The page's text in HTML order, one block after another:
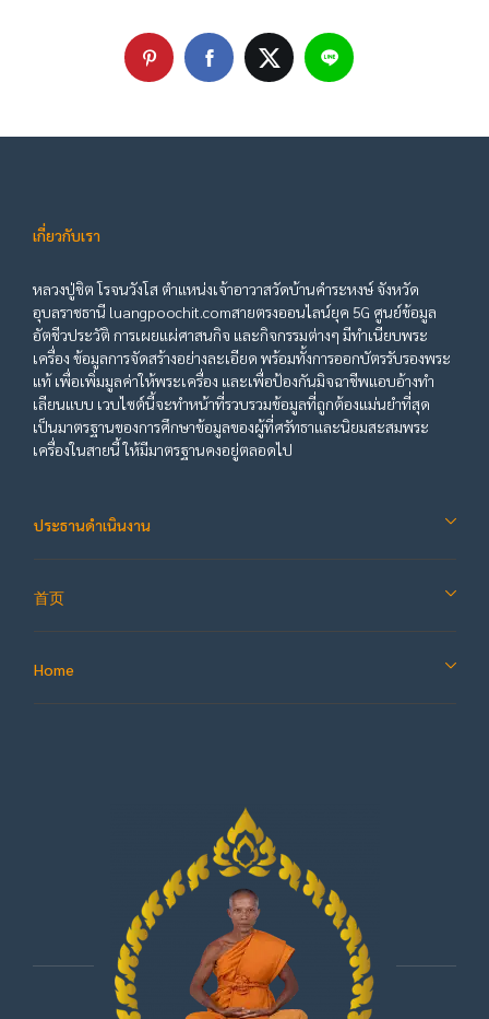
เกี่ยวกับเรา
หลวงปู่ชิต โรจนวังโส ตำแหน่งเจ้าอาวาสวัดบ้านคำระหงษ์ จังหวัด
อุบลราชธานี luangpoochit.comสายตรงออนไลน์ยุค 5G ศูนย์ข้อมูล
อัตชีวประวัติ การเผยแผ่ศาสนกิจ และกิจกรรมต่างๆ มีทำเนียบพระ
เครื่อง ข้อมูลการจัดสร้างอย่างละเอียด พร้อมทั้งการออกบัตรรับรองพระ
แท้ เพื่อเพิ่มมูลค่าให้พระเครื่อง และเพื่อป้องกันมิจฉาชีพแอบอ้างทำ
เลียนแบบ เวบไซต์นี้จะทำหน้าที่รวบรวมข้อมูลที่ถูกต้องแม่นยำที่สุด
เป็นมาตรฐานของการศึกษาข้อมูลของผู้ที่ศรัทธาและนิยมสะสมพระ
เครื่องในสายนี้ ให้มีมาตรฐานคงอยู่ตลอดไป
ประธานดำเนินงาน
首页
Home